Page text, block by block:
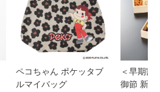
ペコちゃん ポケッタブ
ルマイバッグ
＜早期割
御節 新春